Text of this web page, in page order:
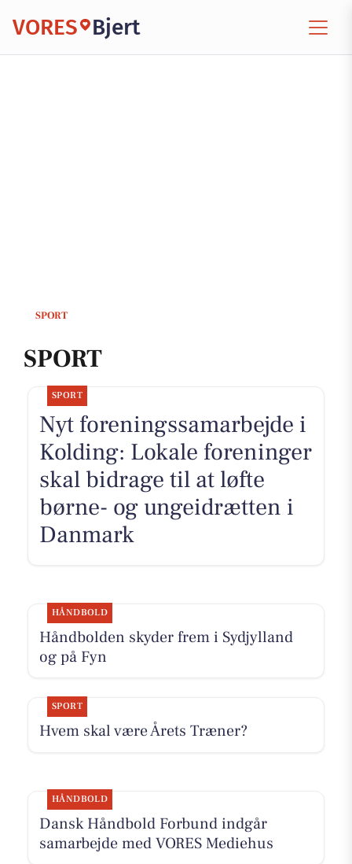
VORES Bjert
SPORT
SPORT
SPORT
Nyt foreningssamarbejde i
Kolding: Lokale foreninger
skal bidrage til at løfte
børne- og ungeidrætten i
Danmark
HÅNDBOLD
Håndbolden skyder frem i Sydjylland
og på Fyn
SPORT
Hvem skal være Årets Træner?
HÅNDBOLD
Dansk Håndbold Forbund indgår
samarbejde med VORES Mediehus